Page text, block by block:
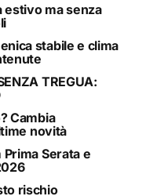
estivo ma senza
stabile e clima
TREGUA:
Cambia
novità
Prima Serata e
rischio